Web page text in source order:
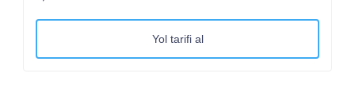
Yol tarifi al